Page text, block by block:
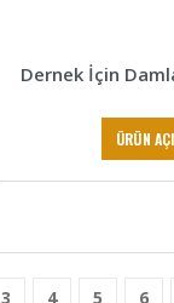
Dernek İçin
ÜRÜN
3 4 5 6